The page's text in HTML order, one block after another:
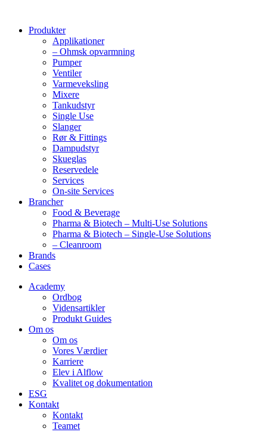
Produkter
Applikationer
– Ohmsk opvarmning
Pumper
Ventiler
Varmeveksling
Mixere
Tankudstyr
Single Use
Slanger
Rør & Fittings
Dampudstyr
Skueglas
Reservedele
Services
On-site Services
Brancher
Food & Beverage
Pharma & Biotech – Multi-Use Solutions
Pharma & Biotech – Single-Use Solutions
– Cleanroom
Brands
Cases
Academy
Ordbog
Vidensartikler
Produkt Guides
Om os
Om os
Vores Værdier
Karriere
Elev i Alflow
Kvalitet og dokumentation
ESG
Kontakt
Kontakt
Teamet